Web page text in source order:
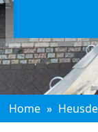
Home »